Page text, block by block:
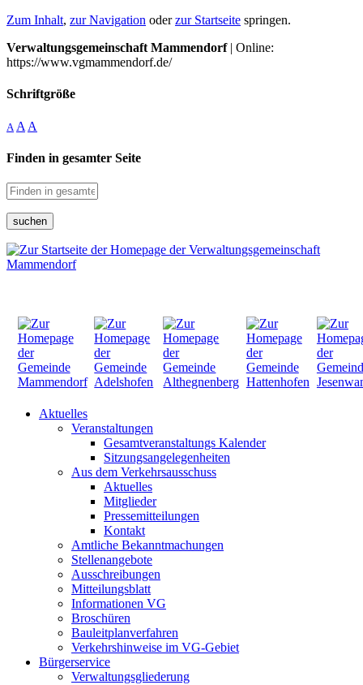
Zum Inhalt, zur Navigation oderzur Startseite springen.
Verwaltungsgemeinschaft Mammendorf| Online:
https://www.vgmammendorf.de/
Schriftgröße
A A A
Finden in gesamter Seite
suchen
Aktuelles
Veranstaltungen
Gesamtveranstaltungs Kalender
Sitzungsangelegenheiten
Aus dem Verkehrsausschuss
Aktuelles
Mitglieder
Pressemitteilungen
Kontakt
Amtliche Bekanntmachungen
Stellenangebote
Ausschreibungen
Mitteilungsblatt
Informationen VG
Broschüren
Bauleitplanverfahren
Verkehrshinweise im VG-Gebiet
Bürgerservice
Verwaltungsgliederung